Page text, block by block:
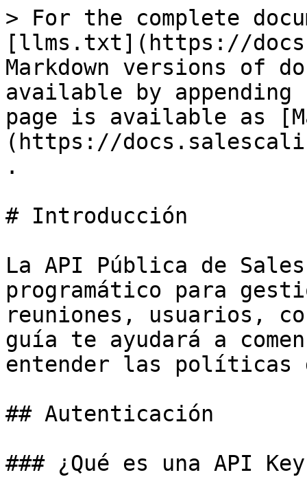
> For the complete
[llms.txt](https://
Markdown versions of
available by
page is available as
(https://
.
# Introducción
La API Pública de
programático para
reuniones, usuarios,
guía te ayudará a
entender las políticas
## Autenticación
### ¿Qué es una API